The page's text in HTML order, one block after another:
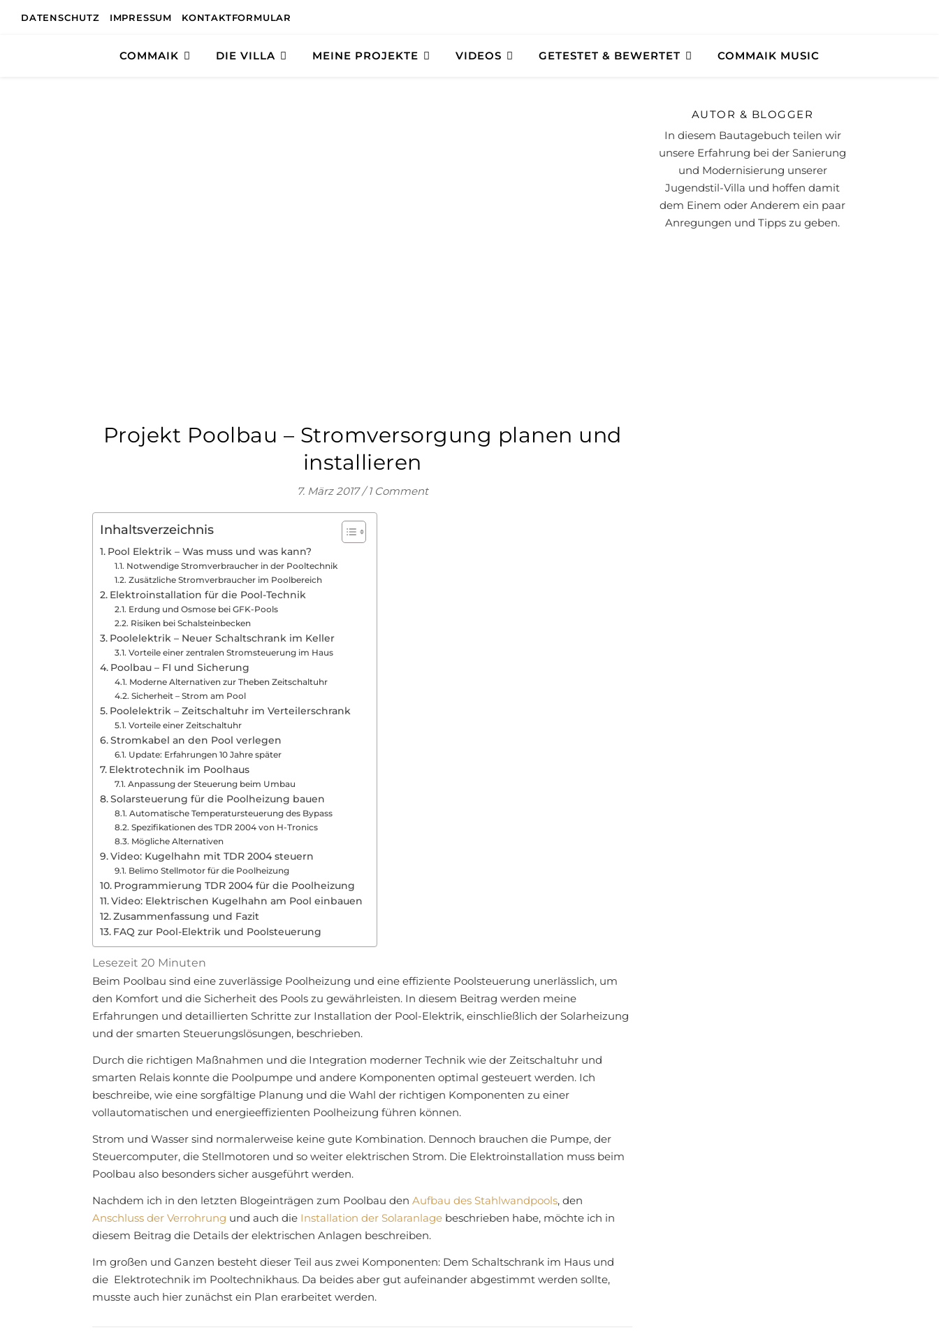
DATENSCHUTZ IMPRESSUM KONTAKTFORMULAR
COMMAIK DIE VILLA MEINE PROJEKTE VIDEOS GETESTET & BEWERTET COMMAIK MUSIC
Projekt Poolbau – Stromversorgung planen und
installieren
7. März 2017 / 1 Comment
Inhaltsverzeichnis
Pool Elektrik – Was muss und was kann?
Notwendige Stromverbraucher in der Pooltechnik
Zusätzliche Stromverbraucher im Poolbereich
Elektroinstallation für die Pool-Technik
Erdung und Osmose bei GFK-Pools
Risiken bei Schalsteinbecken
Poolelektrik – Neuer Schaltschrank im Keller
Vorteile einer zentralen Stromsteuerung im Haus
Poolbau – FI und Sicherung
Moderne Alternativen zur Theben Zeitschaltuhr
Sicherheit – Strom am Pool
Poolelektrik – Zeitschaltuhr im Verteilerschrank
Vorteile einer Zeitschaltuhr
Stromkabel an den Pool verlegen
Update: Erfahrungen 10 Jahre später
Elektrotechnik im Poolhaus
Anpassung der Steuerung beim Umbau
Solarsteuerung für die Poolheizung bauen
Automatische Temperatursteuerung des Bypass
Spezifikationen des TDR 2004 von H-Tronics
Mögliche Alternativen
Video: Kugelhahn mit TDR 2004 steuern
Belimo Stellmotor für die Poolheizung
Programmierung TDR 2004 für die Poolheizung
Video: Elektrischen Kugelhahn am Pool einbauen
Zusammenfassung und Fazit
FAQ zur Pool-Elektrik und Poolsteuerung
Lesezeit 20 Minuten
Beim Poolbau sind eine zuverlässige Poolheizung und eine effiziente Poolsteuerung unerlässlich, um
den Komfort und die Sicherheit des Pools zu gewährleisten. In diesem Beitrag werden meine
Erfahrungen und detaillierten Schritte zur Installation der Pool-Elektrik, einschließlich der Solarheizung
und der smarten Steuerungslösungen, beschrieben.
Durch die richtigen Maßnahmen und die Integration moderner Technik wie der Zeitschaltuhr und
smarten Relais konnte die Poolpumpe und andere Komponenten optimal gesteuert werden. Ich
beschreibe, wie eine sorgfältige Planung und die Wahl der richtigen Komponenten zu einer
vollautomatischen und energieeffizienten Poolheizung führen können.
Strom und Wasser sind normalerweise keine gute Kombination. Dennoch brauchen die Pumpe, der
Steuercomputer, die Stellmotoren und so weiter elektrischen Strom. Die Elektroinstallation muss beim
Poolbau also besonders sicher ausgeführt werden.
Nachdem ich in den letzten Blogeinträgen zum Poolbau den Aufbau des Stahlwandpools, den
Anschluss der Verrohrung und auch die Installation der Solaranlage beschrieben habe, möchte ich in
diesem Beitrag die Details der elektrischen Anlagen beschreiben.
Im großen und Ganzen besteht dieser Teil aus zwei Komponenten: Dem Schaltschrank im Haus und
die Elektrotechnik im Pooltechnikhaus. Da beides aber gut aufeinander abgestimmt werden sollte,
musste auch hier zunächst ein Plan erarbeitet werden.
AUTOR & BLOGGER
In diesem Bautagebuch teilen wir
unsere Erfahrung bei der Sanierung
und Modernisierung unserer
Jugendstil-Villa und hoffen damit
dem Einem oder Anderem ein paar
Anregungen und Tipps zu geben.